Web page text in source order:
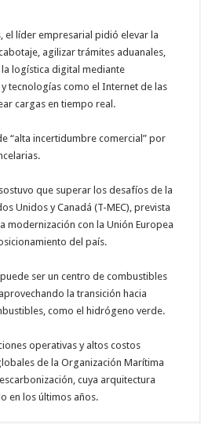
el líder empresarial pidió elevar la
agilizar trámites aduanales,
logística digital mediante
tecnologías como el Internet de las
cargas en tiempo real.
“alta incertidumbre comercial” por
que superar los desafíos de la
Unidos y Canadá (T-MEC), prevista
modernización con la Unión Europea
del país.
ser un centro de combustibles
la transición hacia
como el hidrógeno verde.
operativas y altos costos
de la Organización Marítima
cuya arquitectura
en los últimos años.